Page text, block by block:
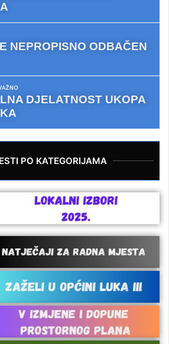
NEPROPISNO ODBAČEN
DJELATNOST UKOPA
PO KATEGORIJAMA